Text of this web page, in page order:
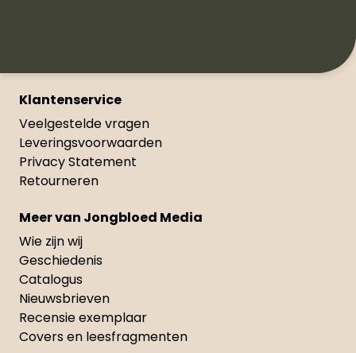
Klantenservice
Veelgestelde vragen
Leveringsvoorwaarden
Privacy Statement
Retourneren
Meer van Jongbloed Media
Wie zijn wij
Geschiedenis
Catalogus
Nieuwsbrieven
Recensie exemplaar
Covers en leesfragmenten